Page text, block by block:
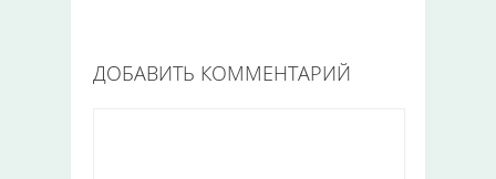
ДОБАВИТЬ КОММЕНТАРИЙ